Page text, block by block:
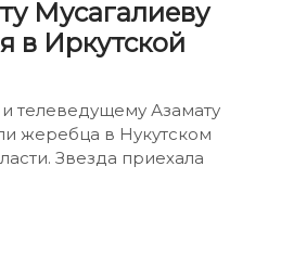
Мусагалиеву
в Иркутской
телеведущему Азамату
жеребца в Нукутском
Звезда приехала